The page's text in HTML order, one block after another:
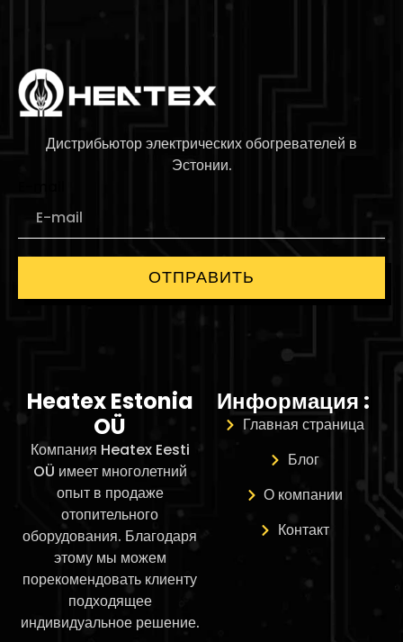
Дистрибьютор электрических обогревателей в
Эстонии.
ОТПРАВИТЬ
Heatex Estonia
OÜ
Компания Heatex Eesti
OÜ имеет многолетний
опыт в продаже
отопительного
оборудования. Благодаря
этому мы можем
порекомендовать клиенту
подходящее
индивидуальное решение.
Информация :
Главная страница
Блог
О компании
Контакт